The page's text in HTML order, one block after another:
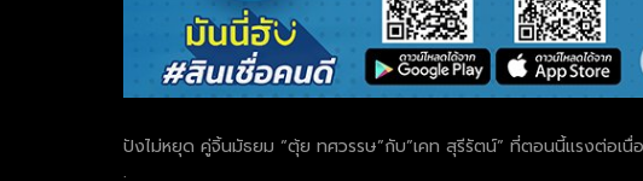
ปังไม่หยุด คู่จิ้นมัธยม “ตุ้ย ทศวรรษ”กับ”เคท สุรีรัตน์” ที่ตอนนี้แรงต่อเ
.